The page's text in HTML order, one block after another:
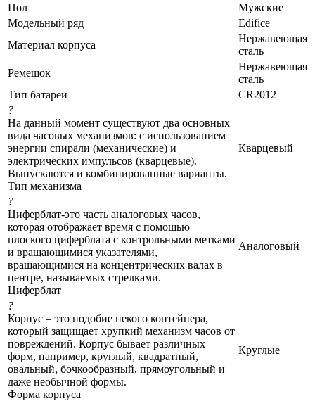
Пол
Мужские
Модельный ряд
Edifice
Материал корпуса
Нержавеющая
сталь
Ремешок
Нержавеющая
сталь
Тип батареи
CR2012
?
На данный момент существуют два основных
вида часовых механизмов: с использованием
энергии спирали (механические) и
электрических импульсов (кварцевые).
Выпускаются и комбинированные варианты.
Тип механизма
Кварцевый
?
Циферблат-это часть аналоговых часов,
которая отображает время с помощью
плоского циферблата с контрольными метками
и вращающимися указателями,
вращающимися на концентрических валах в
центре, называемых стрелками.
Циферблат
Аналоговый
?
Корпус – это подобие некого контейнера,
который защищает хрупкий механизм часов от
повреждений. Корпус бывает различных
форм, например, круглый, квадратный,
овальный, бочкообразный, прямоугольный и
даже необычной формы.
Форма корпуса
Круглые